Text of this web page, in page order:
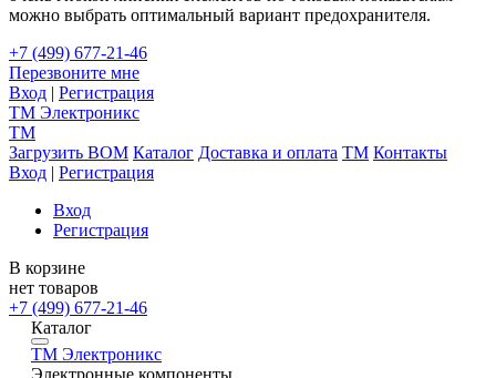
можно выбрать оптимальный вариант предохранителя.
+7 (499) 677-21-46
Перезвоните мне
Вход | Регистрация
TM Электроникс
TM
Загрузить BOM Каталог Доставка и оплата TM Контакты
Вход | Регистрация
Вход
Регистрация
В корзине
нет товаров
+7 (499) 677-21-46
Каталог
TM Электроникс
Электронные компоненты